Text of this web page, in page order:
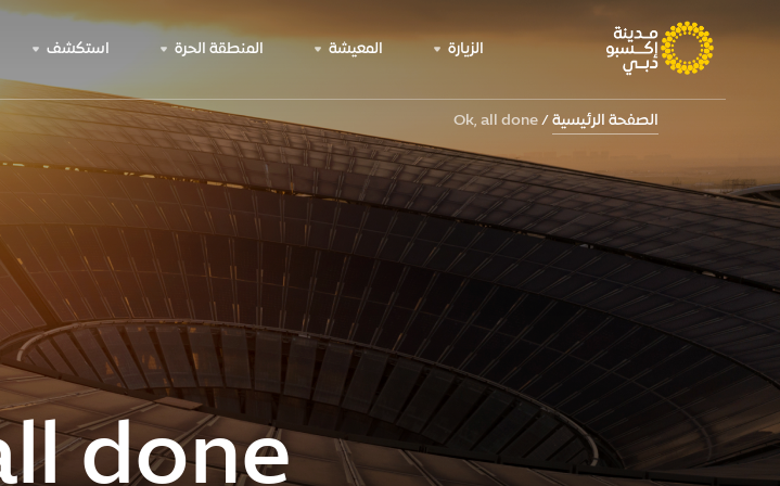
الزيارة المعيشة المنطقة الحرة استكشف
الصفحة الرئيسية Ok, all done
done